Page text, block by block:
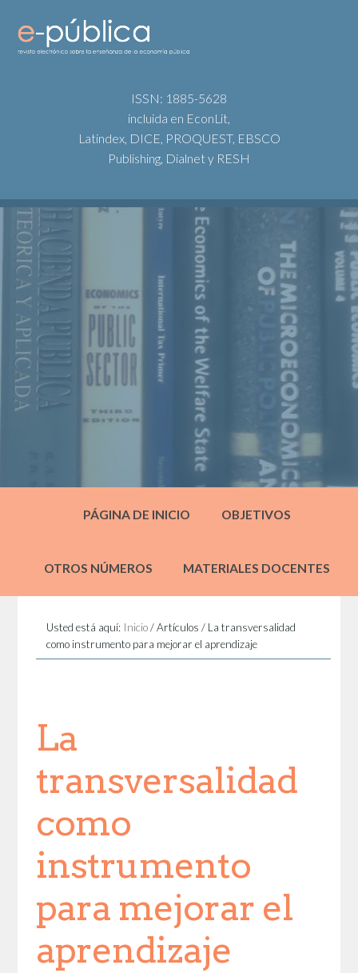
ISSN: 1885-5628
incluida en EconLit,
Latindex, DICE, PROQUEST, EBSCO
Publishing, Dialnet y RESH
PÁGINA DE INICIO OBJETIVOS
OTROS NÚMEROS MATERIALES DOCENTES
Usted está aquí: Inicio /Artículos/ La transversalidad
como instrumento para mejorar el aprendizaje
La
transversalidad
como
instrumento
para mejorar el
aprendizaje